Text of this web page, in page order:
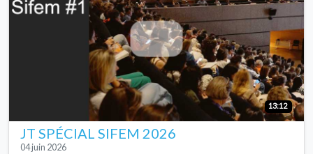
13:12
JT SPÉCIAL SIFEM 2026
04 juin 2026